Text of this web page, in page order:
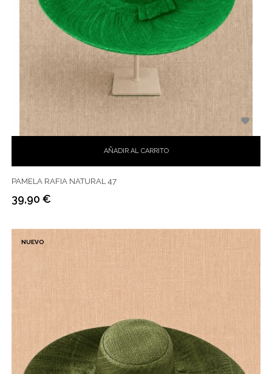
AÑADIR AL CARRITO

PAMELA RAFIA NATURAL 47
Precio
39,90 €
NUEVO